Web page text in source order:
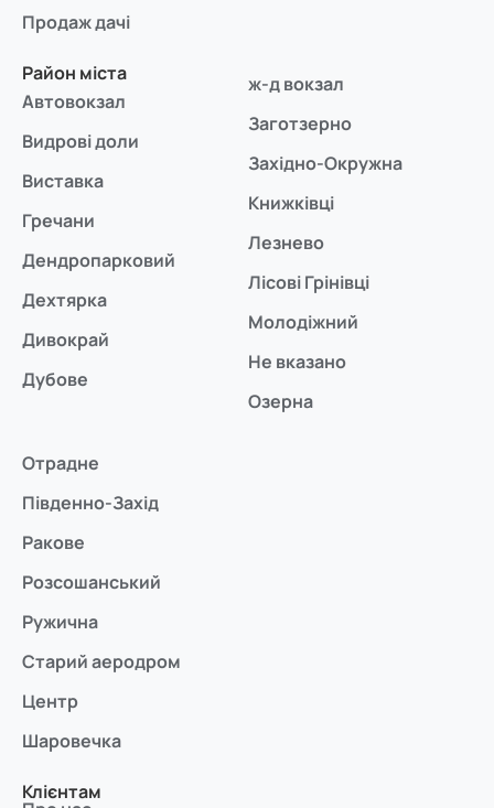
Продаж дачі
Район міста
Автовокзал
Видрові доли
Виставка
Гречани
Дендропарковий
Дехтярка
Дивокрай
Дубове
ж-д вокзал
Заготзерно
Західно-Окружна
Книжківці
Лезнево
Лісові Грінівці
Молодіжний
Не вказано
Озерна
Отрадне
Південно-Захід
Ракове
Розсошанський
Ружична
Старий аеродром
Центр
Шаровечка
Клієнтам